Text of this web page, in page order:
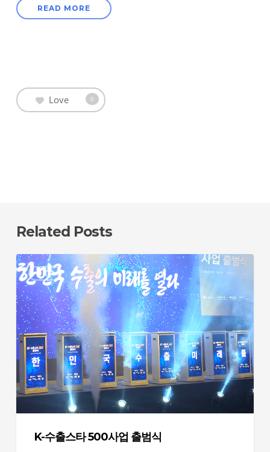
READ MORE
Love 0
Related Posts
OTP
K-
수
출
스
타
500
출
K-수출스타 500사업 출범식